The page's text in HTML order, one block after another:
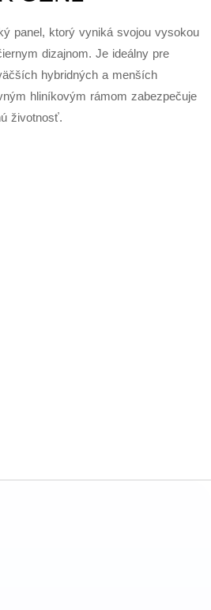
panel, ktorý vyniká svojou vysokou
dizajnom. Je ideálny pre
hybridných a menších
hliníkovým rámom zabezpečuje
životnosť.